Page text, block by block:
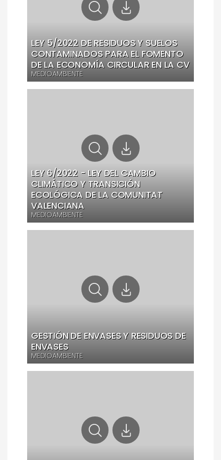
LEY 5/2022 DE RESIDUOS Y SUELOS
CONTAMINADOS PARA EL FOMENTO
DE LA ECONOMÍA CIRCULAR EN LA CV
MEDIOAMBIENTE
LEY 6/2022 - LEY DEL CAMBIO
CLIMÁTICO Y TRANSICIÓN
ECOLÓGICA DE LA COMUNITAT
VALENCIANA
MEDIOAMBIENTE
GESTIÓN DE ENVASES Y RESIDUOS DE
ENVASES
MEDIOAMBIENTE